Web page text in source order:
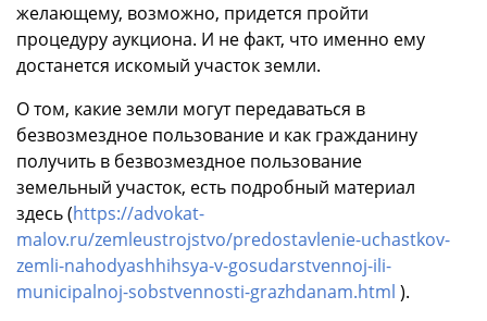
желающему, возможно, придется пройти
процедуру аукциона. И не факт, что именно ему
достанется искомый участок земли.
О том, какие земли могут передаваться в
безвозмездное пользование и как гражданину
получить в безвозмездное пользование
земельный участок, есть подробный материал
здесь (https://advokat-
malov.ru/zemleustrojstvo/predostavlenie-uchastkov-
zemli-nahodyashhihsya-v-gosudarstvennoj-ili-
municipalnoj-sobstvennosti-grazhdanam.html ).